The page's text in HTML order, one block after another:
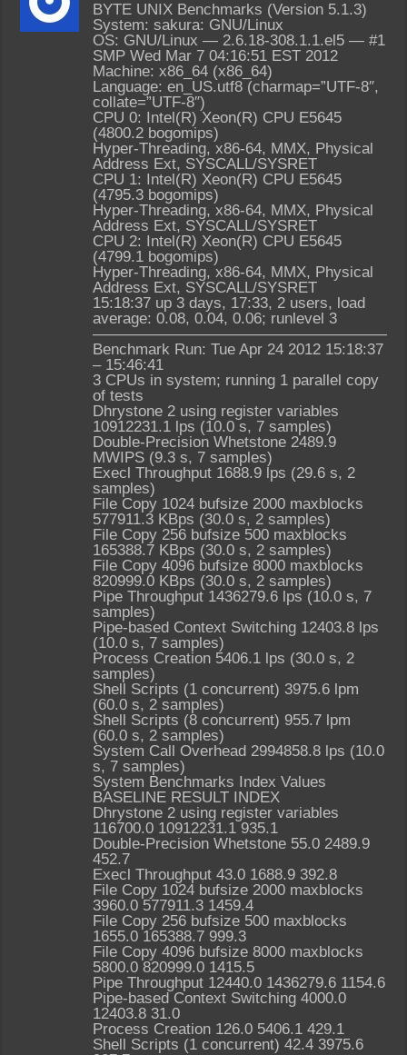
BYTE UNIX Benchmarks (Version 5.1.3)
System: sakura: GNU/Linux
OS: GNU/Linux — 2.6.18-308.1.1.el5 — #1
SMP Wed Mar 7 04:16:51 EST 2012
Machine: x86_64 (x86_64)
Language: en_US.utf8 (charmap=”UTF-8″,
collate=”UTF-8″)
CPU 0: Intel(R) Xeon(R) CPU E5645
(4800.2 bogomips)
Hyper-Threading, x86-64, MMX, Physical
Address Ext, SYSCALL/SYSRET
CPU 1: Intel(R) Xeon(R) CPU E5645
(4795.3 bogomips)
Hyper-Threading, x86-64, MMX, Physical
Address Ext, SYSCALL/SYSRET
CPU 2: Intel(R) Xeon(R) CPU E5645
(4799.1 bogomips)
Hyper-Threading, x86-64, MMX, Physical
Address Ext, SYSCALL/SYSRET
15:18:37 up 3 days, 17:33, 2 users, load
average: 0.08, 0.04, 0.06; runlevel 3
Benchmark Run: Tue Apr 24 2012 15:18:37
– 15:46:41
3 CPUs in system; running 1 parallel copy
of tests
Dhrystone 2 using register variables
10912231.1 lps (10.0 s, 7 samples)
Double-Precision Whetstone 2489.9
MWIPS (9.3 s, 7 samples)
Execl Throughput 1688.9 lps (29.6 s, 2
samples)
File Copy 1024 bufsize 2000 maxblocks
577911.3 KBps (30.0 s, 2 samples)
File Copy 256 bufsize 500 maxblocks
165388.7 KBps (30.0 s, 2 samples)
File Copy 4096 bufsize 8000 maxblocks
820999.0 KBps (30.0 s, 2 samples)
Pipe Throughput 1436279.6 lps (10.0 s, 7
samples)
Pipe-based Context Switching 12403.8 lps
(10.0 s, 7 samples)
Process Creation 5406.1 lps (30.0 s, 2
samples)
Shell Scripts (1 concurrent) 3975.6 lpm
(60.0 s, 2 samples)
Shell Scripts (8 concurrent) 955.7 lpm
(60.0 s, 2 samples)
System Call Overhead 2994858.8 lps (10.0
s, 7 samples)
System Benchmarks Index Values
BASELINE RESULT INDEX
Dhrystone 2 using register variables
116700.0 10912231.1 935.1
Double-Precision Whetstone 55.0 2489.9
452.7
Execl Throughput 43.0 1688.9 392.8
File Copy 1024 bufsize 2000 maxblocks
3960.0 577911.3 1459.4
File Copy 256 bufsize 500 maxblocks
1655.0 165388.7 999.3
File Copy 4096 bufsize 8000 maxblocks
5800.0 820999.0 1415.5
Pipe Throughput 12440.0 1436279.6 1154.6
Pipe-based Context Switching 4000.0
12403.8 31.0
Process Creation 126.0 5406.1 429.1
Shell Scripts (1 concurrent) 42.4 3975.6